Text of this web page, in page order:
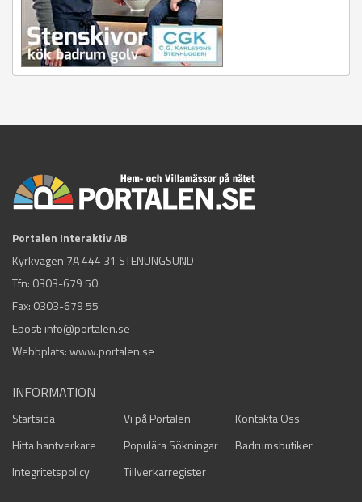
Portalen Interaktiv AB
Kyrkvägen 7A 444 31 STENUNGSUND
Tfn: 0303-679 50
Fax: 0303-679 55
Epost: info@portalen.se
Webbplats: www.portalen.se
INFORMATION
Startsida Vi på Portalen
Kontakta Oss
Hitta hantverkare
Populära Sökningar
Badrumsbutiker
Integritetspolicy
Tillverkarregister